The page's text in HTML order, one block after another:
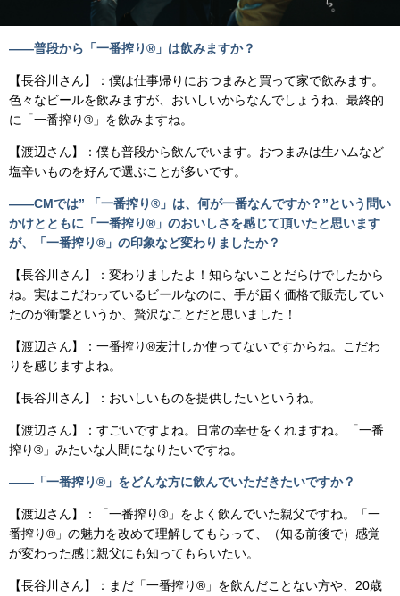
――普段から「一番搾り®」は飲みますか？
【長谷川さん】：僕は仕事帰りにおつまみと買って家で飲みます。
色々なビールを飲みますが、おいしいからなんでしょうね、最終的
に「一番搾り®」を飲みますね。
【渡辺さん】：僕も普段から飲んでいます。おつまみは生ハムなど
塩辛いものを好んで選ぶことが多いです。
――CMでは” 「一番搾り®」は、何が一番なんですか？”という問い
かけとともに「一番搾り®」のおいしさを感じて頂いたと思います
が、「一番搾り®」の印象など変わりましたか？
【長谷川さん】：変わりましたよ！知らないことだらけでしたから
ね。実はこだわっているビールなのに、手が届く価格で販売してい
たのが衝撃というか、贅沢なことだと思いました！
【渡辺さん】：一番搾り®麦汁しか使ってないですからね。こだわ
りを感じますよね。
【長谷川さん】：おいしいものを提供したいというね。
【渡辺さん】：すごいですよね。日常の幸せをくれますね。「一番
搾り®」みたいな人間になりたいですね。
――「一番搾り®」をどんな方に飲んでいただきたいですか？
【渡辺さん】：「一番搾り®」をよく飲んでいた親父ですね。「一
番搾り®」の魅力を改めて理解してもらって、（知る前後で）感覚
が変わった感じ親父にも知ってもらいたい。
【長谷川さん】：まだ「一番搾り®」を飲んだことない方や、20歳